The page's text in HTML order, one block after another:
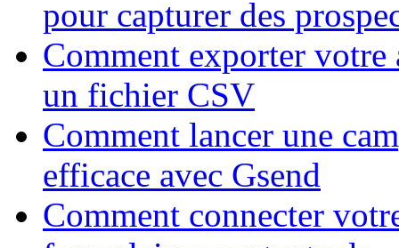
pour capturer des
Comment exporter votre
un fichier CSV
Comment lancer une
efficace avec Gsend
Comment connecter